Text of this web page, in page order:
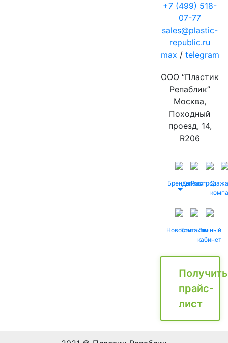
+7 (499) 518-
07-77
sales@plastic-
republic.ru
max / telegram
ООО “Пластик
Репаблик”
Москва,
Походный
проезд, 14,
R206
БрендыКаталог
Распродажа
О
НовостиКонтактыЛичный
кабинет
Получить
прайс-
лист